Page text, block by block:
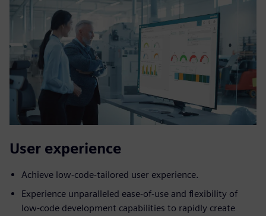
User ​experience
Achieve low-code-tailored user experience.
Experience unparalleled ease-of-use and flexibility of
low-code development capabilities to rapidly create